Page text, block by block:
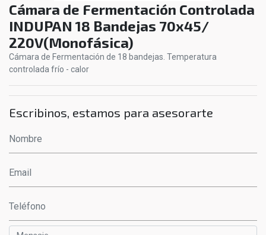
Cámara de Fermentación Controlada
INDUPAN 18 Bandejas 70x45/
220V(Monofásica)
Cámara de Fermentación de 18 bandejas. Temperatura
controlada frío - calor
Escribinos, estamos para asesorarte